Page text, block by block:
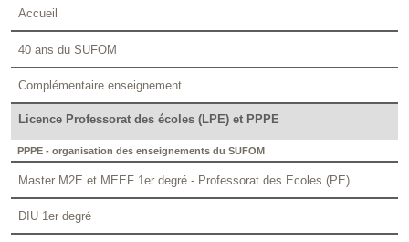
Accueil
40 ans du SUFOM
Complémentaire enseignement
Licence Professorat des écoles (LPE) et PPPE
PPPE - organisation des enseignements du SUFOM
Master M2E et MEEF 1er degré - Professorat des Ecoles (PE)
DIU 1er degré